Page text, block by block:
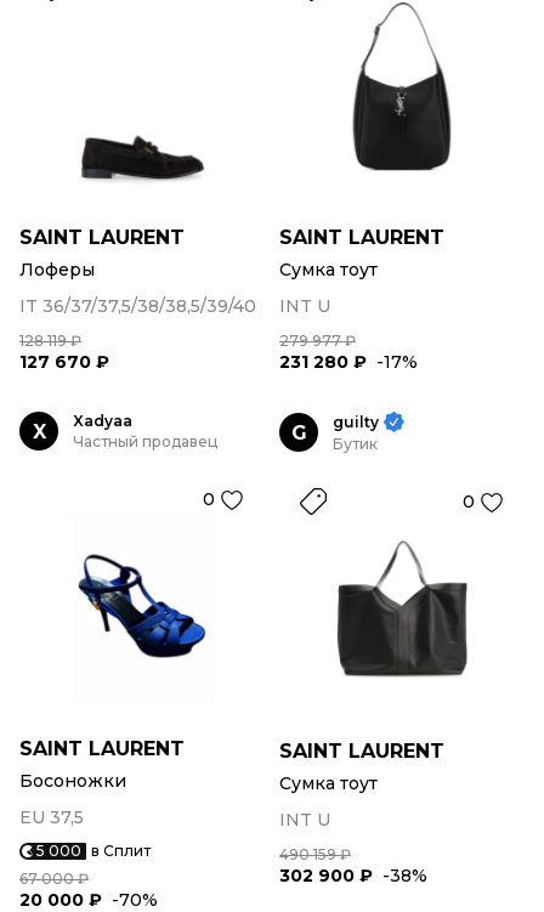
SAINT LAURENT
Лоферы
IT 36/37/37,5/38/38,5/39/40
128 119 ₽
127 670 ₽
SAINT LAURENT
Сумка тоут
INT U
279 977 ₽
231 280 ₽ -17%
X
Xadyaa
Частный продавец
0
SAINT LAURENT
Босоножки
EU 37,5
5 000 в Сплит
67 000 ₽
20 000 ₽ -70%
G
guilty
Бутик
0
SAINT LAURENT
Сумка тоут
INT U
490 159 ₽
302 900 ₽ -38%